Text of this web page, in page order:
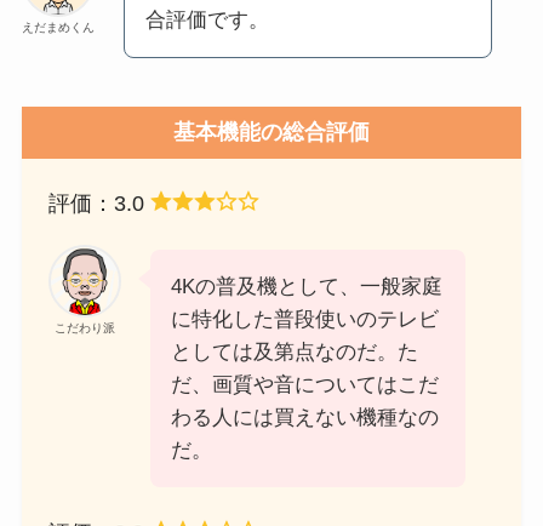
えだまめくん
合評価です。
基本機能の総合評価
評価：3.0
こだわり派
4Kの普及機として、一般家庭
に特化した普段使いのテレビ
としては及第点なのだ。た
だ、画質や音についてはこだ
わる人には買えない機種なの
だ。